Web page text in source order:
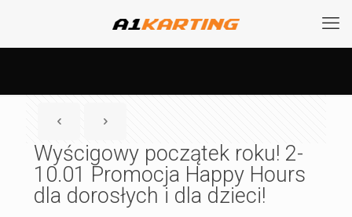
Wyścigowy początek roku! 2-
10.01 Promocja Happy Hours
dla dorosłych i dla dzieci!